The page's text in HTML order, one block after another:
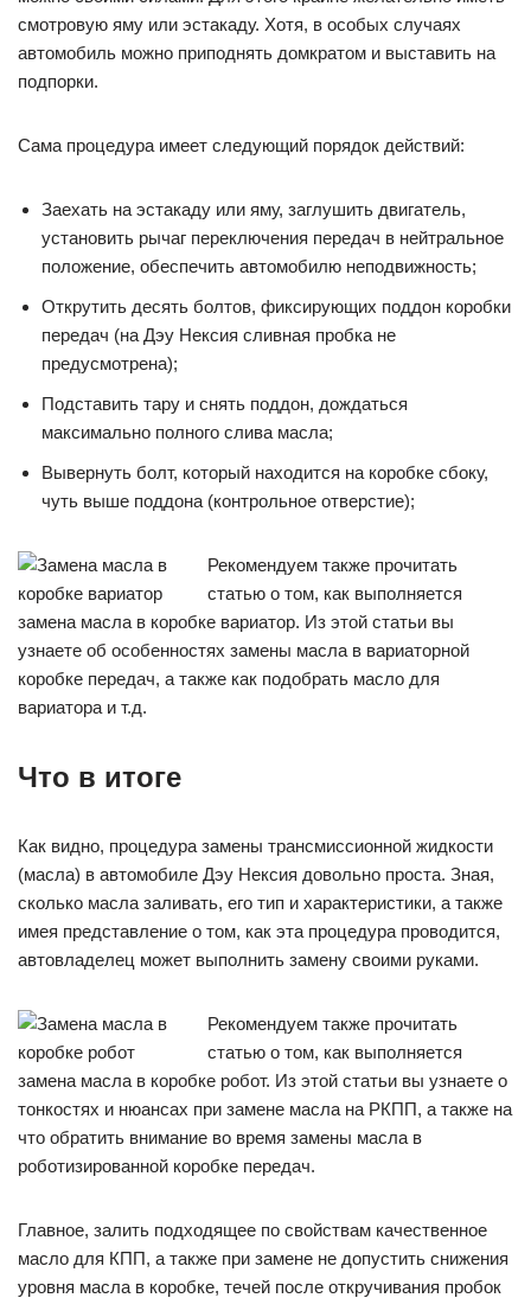
смотровую яму или эстакаду. Хотя, в особых случаях
автомобиль можно приподнять домкратом и выставить на
подпорки.
Сама процедура имеет следующий порядок действий:
Заехать на эстакаду или яму, заглушить двигатель,
установить рычаг переключения передач в нейтральное
положение, обеспечить автомобилю неподвижность;
Открутить десять болтов, фиксирующих поддон коробки
передач (на Дэу Нексия сливная пробка не
предусмотрена);
Подставить тару и снять поддон, дождаться
максимально полного слива масла;
Вывернуть болт, который находится на коробке сбоку,
чуть выше поддона (контрольное отверстие);
Рекомендуем также прочитать
статью о том, как выполняется
замена масла в коробке вариатор. Из этой статьи вы
узнаете об особенностях замены масла в вариаторной
коробке передач, а также как подобрать масло для
вариатора и т.д.
Что в итоге
Как видно, процедура замены трансмиссионной жидкости
(масла) в автомобиле Дэу Нексия довольно проста. Зная,
сколько масла заливать, его тип и характеристики, а также
имея представление о том, как эта процедура проводится,
автовладелец может выполнить замену своими руками.
Рекомендуем также прочитать
статью о том, как выполняется
замена масла в коробке робот. Из этой статьи вы узнаете о
тонкостях и нюансах при замене масла на РКПП, а также на
что обратить внимание во время замены масла в
роботизированной коробке передач.
Главное, залить подходящее по свойствам качественное
масло для КПП, а также при замене не допустить снижения
уровня масла в коробке, течей после откручивания пробок